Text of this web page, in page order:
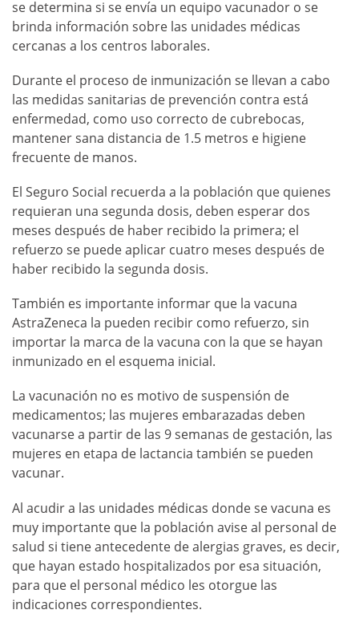
se determina si se envía un equipo vacunador o se
brinda información sobre las unidades médicas
cercanas a los centros laborales.
Durante el proceso de inmunización se llevan a cabo
las medidas sanitarias de prevención contra está
enfermedad, como uso correcto de cubrebocas,
mantener sana distancia de 1.5 metros e higiene
frecuente de manos.
El Seguro Social recuerda a la población que quienes
requieran una segunda dosis, deben esperar dos
meses después de haber recibido la primera; el
refuerzo se puede aplicar cuatro meses después de
haber recibido la segunda dosis.
También es importante informar que la vacuna
AstraZeneca la pueden recibir como refuerzo, sin
importar la marca de la vacuna con la que se hayan
inmunizado en el esquema inicial.
La vacunación no es motivo de suspensión de
medicamentos; las mujeres embarazadas deben
vacunarse a partir de las 9 semanas de gestación, las
mujeres en etapa de lactancia también se pueden
vacunar.
Al acudir a las unidades médicas donde se vacuna es
muy importante que la población avise al personal de
salud si tiene antecedente de alergias graves, es decir,
que hayan estado hospitalizados por esa situación,
para que el personal médico les otorgue las
indicaciones correspondientes.